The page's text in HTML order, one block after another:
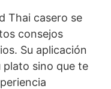
Thai casero se
consejos
Su aplicación
plato sino que te